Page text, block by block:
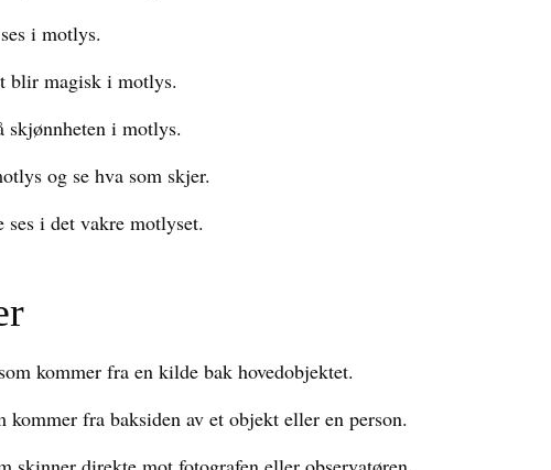
i motlys.
blir magisk i motlys.
skjønnheten i motlys.
og se hva som skjer.
i det vakre motlyset.
kommer fra en kilde bak hovedobjektet.
kommer fra baksiden av et objekt eller en person.